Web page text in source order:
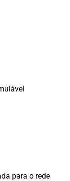
para o rede